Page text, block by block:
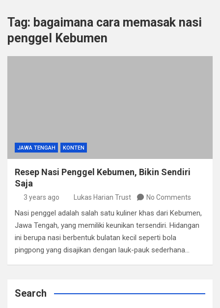
Tag: bagaimana cara memasak nasi
penggel Kebumen
JAWA TENGAH KONTEN
Resep Nasi Penggel Kebumen, Bikin Sendiri
Saja
3 years ago Lukas Harian Trust No Comments
Nasi penggel adalah salah satu kuliner khas dari Kebumen,
Jawa Tengah, yang memiliki keunikan tersendiri. Hidangan
ini berupa nasi berbentuk bulatan kecil seperti bola
pingpong yang disajikan dengan lauk-pauk sederhana…
Search